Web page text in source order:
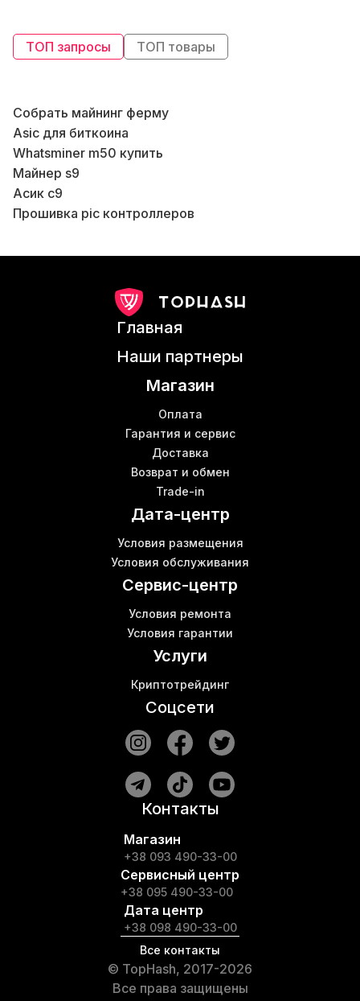
ТОП запросы ТОП товары
Собрать майнинг ферму
Asic для биткоина
Whatsminer m50 купить
Майнер s9
Асик с9
Прошивка pic контроллеров
Купить asic miner s9
Сервис майнинга
Asic с водяным охлаждением
Аппаратные кошельки купить
Купить криптоферму
Криптовалюта и майнинг
Главная
Наши партнеры
Магазин
Оплата
Гарантия и сервис
Доставка
Возврат и обмен
Trade-in
Дата-центр
Условия размещения
Условия обслуживания
Сервис-центр
Условия ремонта
Условия гарантии
Услуги
Криптотрейдинг
Соцсети
Контакты
Магазин
+38 093 490-33-00
Сервисный центр
+38 095 490-33-00
Дата центр
+38 098 490-33-00
Все контакты
© TopHash, 2017-2026
Все права защищены